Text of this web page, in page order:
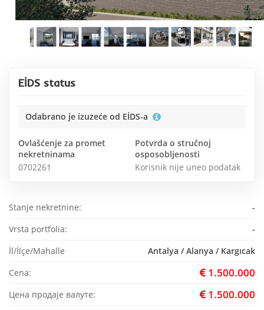
EİDS status
Odabrano je izuzeće od EİDS-a
Ovlašćenje za promet
nekretninama
0702261
Potvrda o stručnoj
osposobljenosti
Korisnik nije uneo podatak
Stanje nekretnine:
-
Vrsta portfolia:
-
İl/İlçe/Mahalle
Antalya / Alanya / Kargıcak
Cena:
1.500.000
Цена продаје валуте: 1.500.000